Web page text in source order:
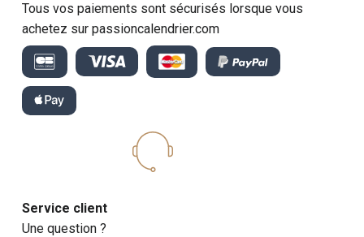
Tous vos paiements sont sécurisés lorsque vous
achetez sur passioncalendrier.com
Service client
Une question ?